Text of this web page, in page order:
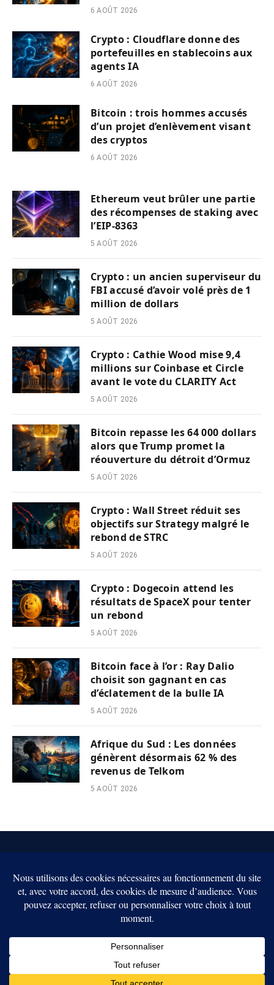
6 AOÛT 2026
Crypto : Cloudflare donne des
portefeuilles en stablecoins aux
agents IA
6 AOÛT 2026
Bitcoin : trois hommes accusés
d’un projet d’enlèvement visant
des cryptos
6 AOÛT 2026
Ethereum veut brûler une partie
des récompenses de staking avec
l’EIP-8363
5 AOÛT 2026
Crypto : un ancien superviseur du
FBI accusé d’avoir volé près de 1
million de dollars
5 AOÛT 2026
Crypto : Cathie Wood mise 9,4
millions sur Coinbase et Circle
avant le vote du CLARITY Act
5 AOÛT 2026
Bitcoin repasse les 64 000 dollars
alors que Trump promet la
réouverture du détroit d’Ormuz
5 AOÛT 2026
Crypto : Wall Street réduit ses
objectifs sur Strategy malgré le
rebond de STRC
5 AOÛT 2026
Crypto : Dogecoin attend les
résultats de SpaceX pour tenter
un rebond
5 AOÛT 2026
Bitcoin face à l’or : Ray Dalio
choisit son gagnant en cas
d’éclatement de la bulle IA
5 AOÛT 2026
Afrique du Sud : Les données
génèrent désormais 62 % des
revenus de Telkom
5 AOÛT 2026
X
(Twitter)
CONTACT L’EQUIPE POLITIQUE DE CONFIDENTIALITÉ
© 2026 BrefCrypto. Tous droits réservés.